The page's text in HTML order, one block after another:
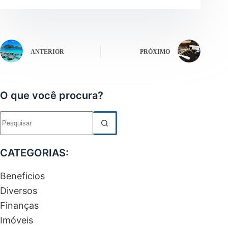
ANTERIOR PRÓXIMO
O que você procura?
Sem
resultados
CATEGORIAS:
Beneficios
Diversos
Finanças
Imóveis